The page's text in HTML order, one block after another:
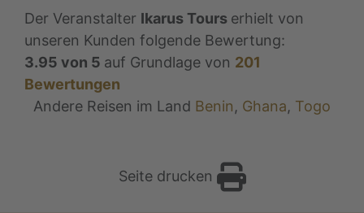
Der Veranstalter Ikarus Tours erhielt von
unseren Kunden folgende Bewertung:
3.95 von 5 auf Grundlage von 201
Bewertungen
Andere Reisen im Land Benin, Ghana, Togo
Seite drucken